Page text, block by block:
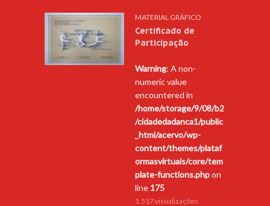
MATERIAL GRÁFICO
Certificado de
Participação
Warning: A non-
numeric value
encountered in
/home/storage/9/08/b2
/cidadedadanca1/public
_html/acervo/wp-
content/themes/plataf
ormasvirtuais/core/tem
plate-functions.phpon
line 175
1.517 visualizações